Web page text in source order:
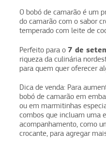
O bobó de camarão é um
do camarão com o sabor
temperado com leite de
Perfeito para o 7 de
riqueza da culinária
para quem quer oferecer
Dica de venda: Para
bobó de camarão em
ou em marmitinhas
combos que incluam uma
acompanhamento, como
crocante, para agregar